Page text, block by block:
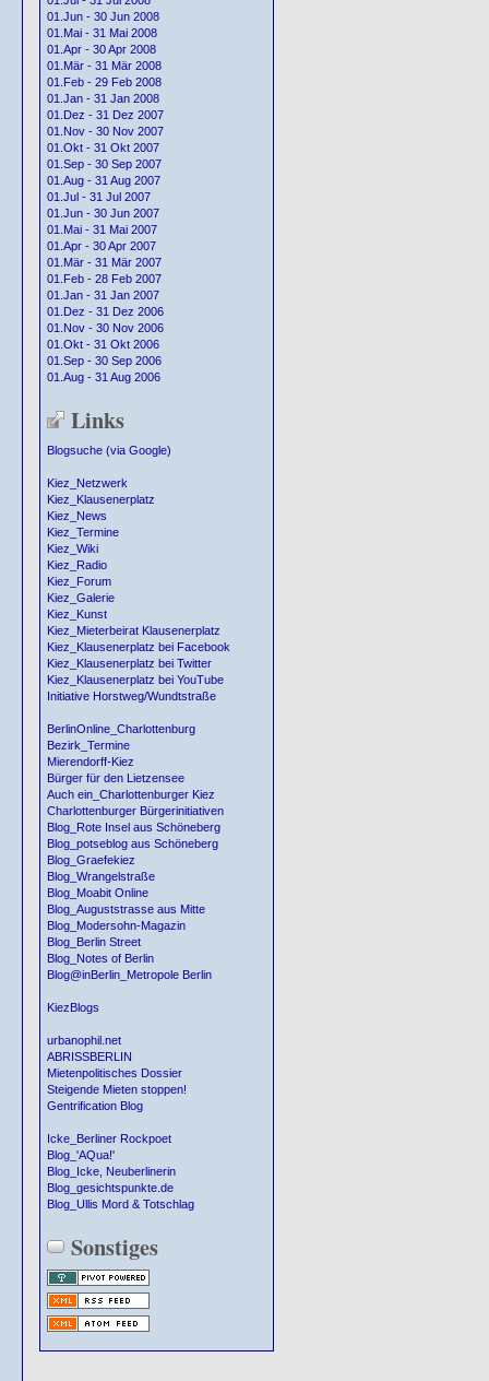
01.Jun - 30 Jun 2008
01.Mai - 31 Mai 2008
01.Apr - 30 Apr 2008
01.Mär - 31 Mär 2008
01.Feb - 29 Feb 2008
01.Jan - 31 Jan 2008
01.Dez - 31 Dez 2007
01.Nov - 30 Nov 2007
01.Okt - 31 Okt 2007
01.Sep - 30 Sep 2007
01.Aug - 31 Aug 2007
01.Jul - 31 Jul 2007
01.Jun - 30 Jun 2007
01.Mai - 31 Mai 2007
01.Apr - 30 Apr 2007
01.Mär - 31 Mär 2007
01.Feb - 28 Feb 2007
01.Jan - 31 Jan 2007
01.Dez - 31 Dez 2006
01.Nov - 30 Nov 2006
01.Okt - 31 Okt 2006
01.Sep - 30 Sep 2006
01.Aug - 31 Aug 2006
Links
Blogsuche (via Google)
Kiez_Netzwerk
Kiez_Klausenerplatz
Kiez_News
Kiez_Termine
Kiez_Wiki
Kiez_Radio
Kiez_Forum
Kiez_Galerie
Kiez_Kunst
Kiez_Mieterbeirat Klausenerplatz
Kiez_Klausenerplatz bei Facebook
Kiez_Klausenerplatz bei Twitter
Kiez_Klausenerplatz bei YouTube
Initiative Horstweg/Wundtstraße
BerlinOnline_Charlottenburg
Bezirk_Termine
Mierendorff-Kiez
Bürger für den Lietzensee
Auch ein_Charlottenburger Kiez
Charlottenburger Bürgerinitiativen
Blog_Rote Insel aus Schöneberg
Blog_potseblog aus Schöneberg
Blog_Graefekiez
Blog_Wrangelstraße
Blog_Moabit Online
Blog_Auguststrasse aus Mitte
Blog_Modersohn-Magazin
Blog_Berlin Street
Blog_Notes of Berlin
Blog@inBerlin_Metropole Berlin
KiezBlogs
urbanophil.net
ABRISSBERLIN
Mietenpolitisches Dossier
Steigende Mieten stoppen!
Gentrification Blog
Icke_Berliner Rockpoet
Blog_'AQua!'
Blog_Icke, Neuberlinerin
Blog_gesichtspunkte.de
Blog_Ullis Mord & Totschlag
Sonstiges